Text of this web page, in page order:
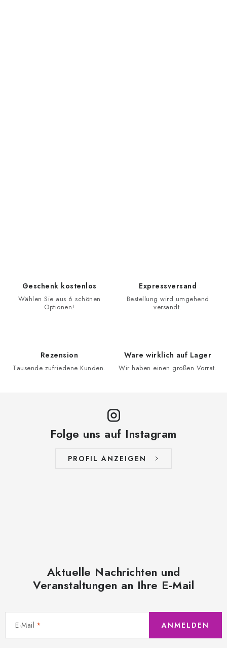
Geschenk kostenlos
Wählen Sie aus 6 schönen
Optionen!
Expressversand
Bestellung wird umgehend
versandt.
Rezension
Tausende zufriedene Kunden.
Ware wirklich auf Lager
Wir haben einen großen Vorrat.
Folge uns auf Instagram
PROFIL ANZEIGEN
Aktuelle Nachrichten und
Veranstaltungen an Ihre E-Mail
E-Mail ANMELDEN